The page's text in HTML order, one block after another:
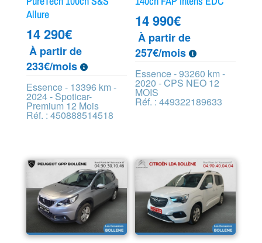
Allure
14 290€
À partir de
233€/mois
Essence - 13396 km -
2024 - Spoticar-
Premium 12 Mois
Réf. : 450888514518
14 990€
À partir de
257€/mois
Essence - 93260 km -
2020 - CPS NEO 12
MOIS
Réf. : 449322189633